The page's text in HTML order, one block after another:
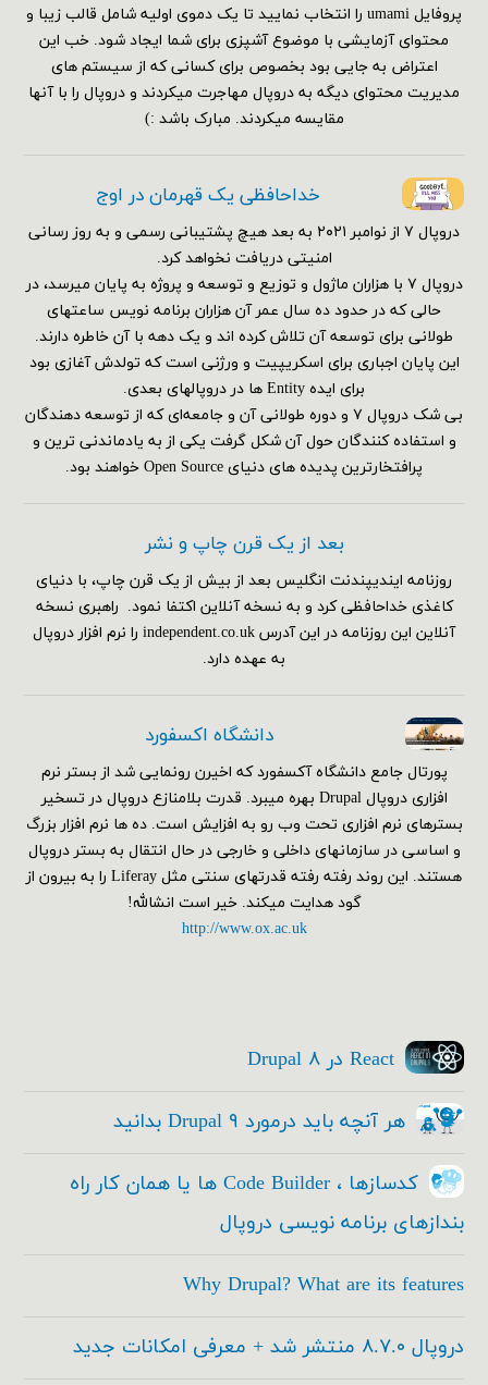
پروفایل umami را انتخاب نمایید تا یک دموی اولیه شامل قالب زیبا و
محتوای آزمایشی با موضوع آشپزی برای شما ایجاد شود. خب این
اعتراض به جایی بود بخصوص برای کسانی که از سیستم های
مدیریت محتوای دیگه به دروپال مهاجرت میکردند و دروپال را با آنها
مقایسه میکردند. مبارک باشد :)
خداحافظی یک قهرمان در اوج
دروپال ۷ از نوامبر ۲۰۲۱ به بعد هیچ پشتیبانی رسمی و به روز رسانی
امنیتی دریافت نخواهد کرد.
دروپال ۷ با هزاران ماژول و توزیع و توسعه و پروژه به پایان میرسد، در
حالی که در حدود ده سال عمر آن هزاران برنامه نویس ساعتهای
طولانی برای توسعه آن تلاش کرده اند و یک دهه با آن خاطره دارند.
این پایان اجباری برای اسکریپیت و ورژنی است که تولدش آغازی بود
برای ایده Entity ها در دروپالهای بعدی.
بی شک دروپال ۷ و دوره طولانی آن و جامعه‌ای که از توسعه دهندگان
و استفاده کنندگان حول آن شکل گرفت یکی از به یادماندنی ترین و
پرافتخارترین پدیده های دنیای Open Source خواهند بود.
بعد از یک قرن چاپ و نشر
روزنامه ایندیپندنت انگلیس بعد از بیش از یک قرن چاپ، با دنیای
کاغذی خداحافظی کرد و به نسخه آنلاین اکتفا نمود. راهبری نسخه
آنلاین این روزنامه در این آدرس independent.co.uk را نرم افزار دروپال
به عهده دارد.
دانشگاه اکسفورد
پورتال جامع دانشگاه آکسفورد که اخیرن رونمایی شد از بستر نرم
افزاری دروپال Drupal بهره میبرد. قدرت بلامنازع دروپال در تسخیر
بسترهای نرم افزاری تحت وب رو به افزایش است. ده ها نرم افزار بزرگ
و اساسی در سازمانهای داخلی و خارجی در حال انتقال به بستر دروپال
هستند. این روند رفته رفته قدرتهای سنتی مثل Liferay را به بیرون از
گود هدایت میکند. خیر است انشالله!
http://www.ox.ac.uk
React در Drupal ۸
هر آنچه باید درمورد Drupal ۹ بدانید
کدسازها ، Code Builder ها یا همان کار راه
بندازهای برنامه نویسی دروپال
Why Drupal? What are its features
دروپال ۸.۷.۰ منتشر شد + معرفی امکانات جدید